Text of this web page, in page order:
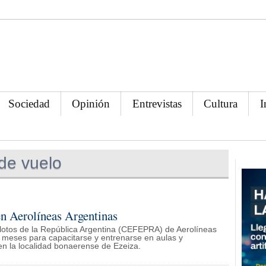
Sociedad Opinión Entrevistas Cultura
vuelo
Aerolíneas Argentinas
de la República Argentina (CEFEPRA) de Aerolíneas
para capacitarse y entrenarse en aulas y
la localidad bonaerense de Ezeiza.